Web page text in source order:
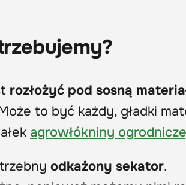
rozłożyć pod sosną
to być każdy, gładki
agrowłókniny
odkażony sekator.